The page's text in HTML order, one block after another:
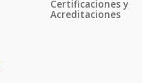
Certificaciones y
Acreditaciones